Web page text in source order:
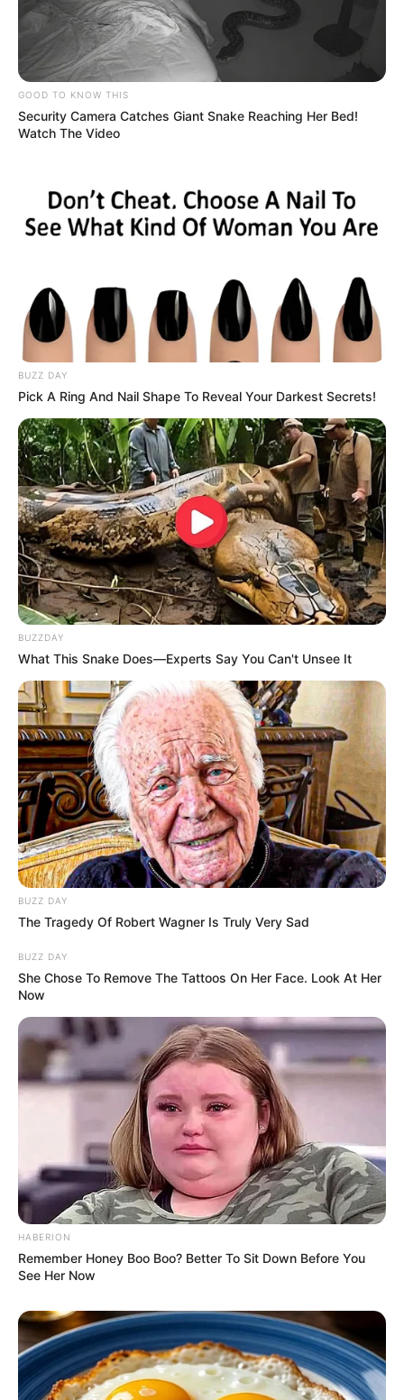
Nikki Glaser, „Someday You’ll Die” (HBO | Max)
Seth Meyers, „Dad Man Walking”
Adam Sandler, „Love You” (Netflix)
Ali Wong, „Single Lady” (Netflix)
Ramy Youssef, „More Feelings” (HBO | Max)
OBSERWUJ NAS W GOOGLE NEWS, BY BYĆ NA
BIEŻĄCO!
Facebook Twitter Google+
Tagi: Adrien Brody Demi Moore Emilia Perez
Filmy
Jeremy Allen White
Kieran Culkin Seriale
Substancja
Szogun
The Brutalist Wicked Złote Globy
Złote
Globy 2024
Złote globy 2025 Złote Globy kto wygrał
GOOD TO KNOW THIS
Security Camera Catches Giant Snake Reaching Her Bed!
Watch The Video
BUZZ DAY
Pick A Ring And Nail Shape To Reveal Your Darkest Secrets!
BUZZDAY
What This Snake Does—Experts Say You Can't Unsee It
BUZZ DAY
The Tragedy Of Robert Wagner Is Truly Very Sad
BUZZ DAY
She Chose To Remove The Tattoos On Her Face. Look At Her
Now
HABERION
Remember Honey Boo Boo? Better To Sit Down Before You
See Her Now